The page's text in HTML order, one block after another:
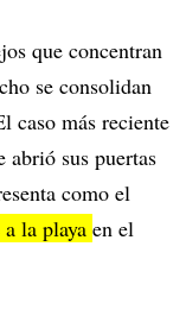
que concentran
se consolidan
caso más reciente
abrió sus puertas
como el
la playa en el